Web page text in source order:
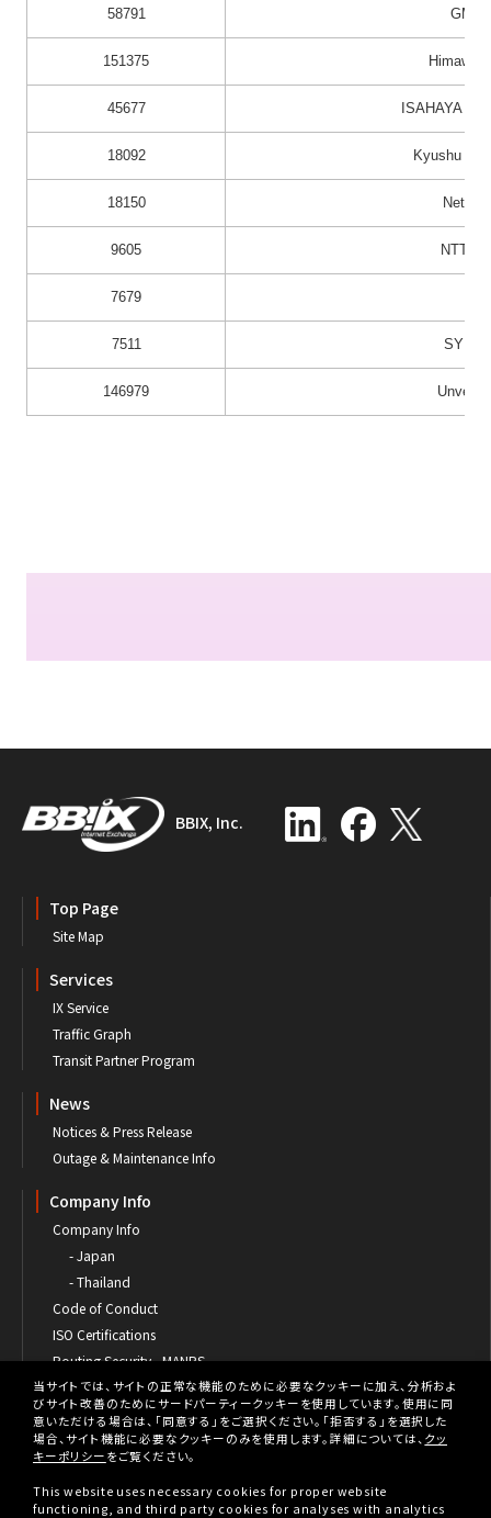
58791 GMO
151375
45677 ISAHAYA
18092 Kyushu
18150
9605 NTT
7679
7511
146979
BBIX, Inc.
Top Page
Site Map
Services
IX Service
Traffic Graph
Transit Partner Program
News
Notices & Press Release
Outage & Maintenance Info
Company Info
Company Info
- Japan
- Thailand
Code of Conduct
ISO Certifications
Routing Security - MANRS
Contact us
Privacy
当サイトでは、サイトの正常な機能のために必要なクッキーに加え、分析およ
びサイト改善のためにサードパーティークッキーを使用しています。使用に同
意いただける場合は、「同意する」をご選択ください。「拒否する」を選択した
場合、サイト機能に必要なクッキーのみを使用します。詳細については、 クッ
キーポリシー をご覧ください。
This website uses necessary cookies for proper website
functioning, and third party cookies for analyses with analytics